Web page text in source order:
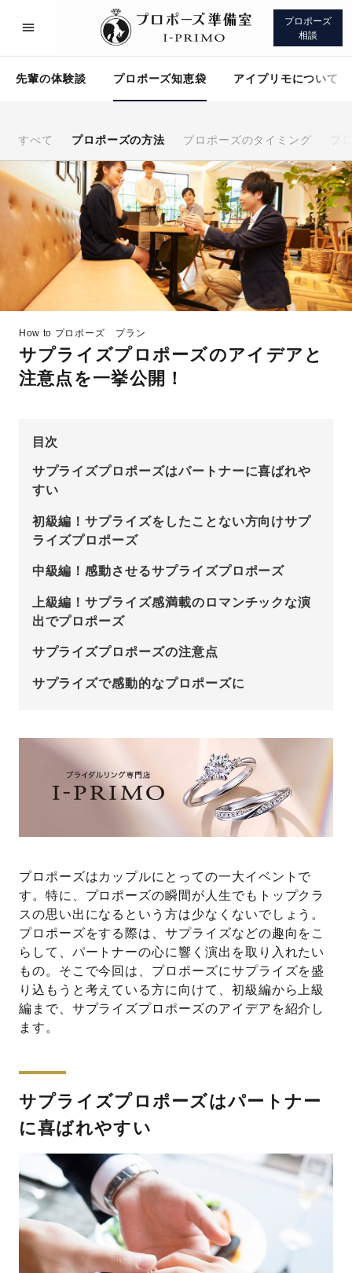
プロポーズ
相談
先輩の体験談 プロポーズ知恵袋 アイプリモについて
すべて プロポーズの方法 プロポーズのタイミング プ
How to プロポーズ プラン
サプライズプロポーズのアイデアと
注意点を一挙公開！
目次
サプライズプロポーズはパートナーに喜ばれや
すい
初級編！サプライズをしたことない方向けサプ
ライズプロポーズ
中級編！感動させるサプライズプロポーズ
上級編！サプライズ感満載のロマンチックな演
出でプロポーズ
サプライズプロポーズの注意点
サプライズで感動的なプロポーズに
プロポーズはカップルにとっての一大イベントで
す。特に、プロポーズの瞬間が人生でもトップクラ
スの思い出になるという方は少なくないでしょう。
プロポーズをする際は、サプライズなどの趣向をこ
らして、パートナーの心に響く演出を取り入れたい
もの。そこで今回は、プロポーズにサプライズを盛
り込もうと考えている方に向けて、初級編から上級
編まで、サプライズプロポーズのアイデアを紹介し
ます。
サプライズプロポーズはパートナー
に喜ばれやすい
プロポーズサポート 先輩の体験談
プロポーズ知恵袋 アイプリモについて
プロポーズサポート
スペシャルプロポーズイベント
プロポーズアイテム
パーフェクトプロポーズリング
プロポーズプラン検索
先輩の体験談
プロポーズ知恵袋
プロポーズ意識調査結果一覧
プレゼント
場所
アイプリモについて
ニュース
婚約指輪のご購入と
I-PRIMO公式オンラインショップ
Follow us on